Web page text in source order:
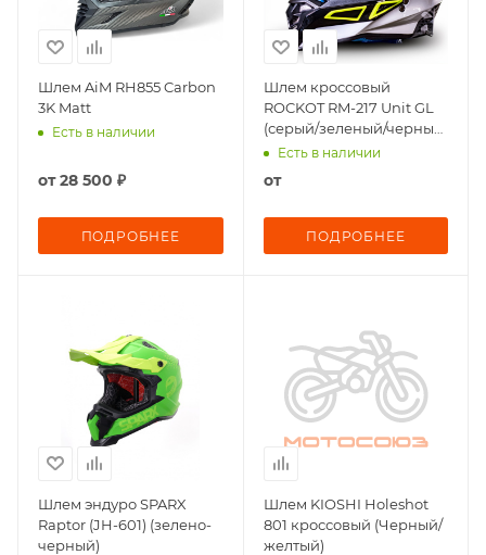
Шлем AiM RH855 Carbon
3K Matt
Есть в наличии
от28 500 ₽
ПОДРОБНЕЕ
Шлем кроссовый
ROCKOT RM-217 Unit GL
(серый/зеленый/черный
глянцевый)
Есть в наличии
от
ПОДРОБНЕЕ
Шлем эндуро SPARX
Raptor (JH-601) (зелено-
черный)
Шлем KIOSHI Holeshot
801 кроссовый (Черный/
желтый)